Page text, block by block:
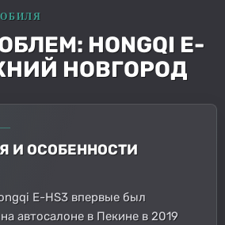
HONGQI E-
НОВГОРОД
И ОСОБЕННОСТИ
E-HS3 впервые был
автосалоне в Пекине в 2019